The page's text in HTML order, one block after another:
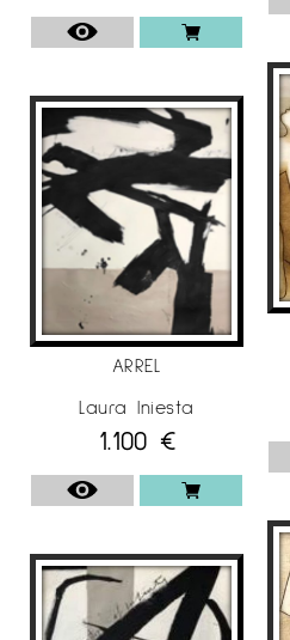
ARREL
Laura Iniesta
1.100 €